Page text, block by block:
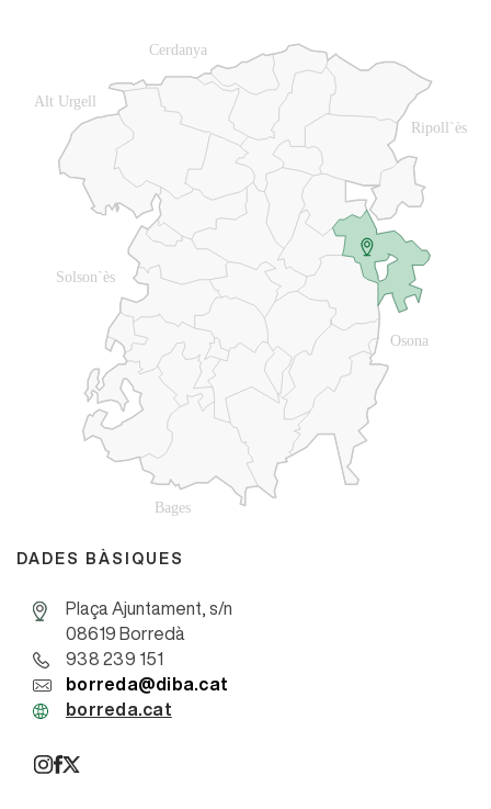
DADES BÀSIQUES
Plaça Ajuntament, s/n
08619 Borredà
938 239 151
borreda@diba.cat
borreda.cat